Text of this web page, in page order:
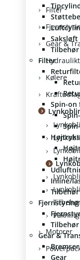
Saksløft
Filter
Spin-on
Inline/
Fjernstyring
Gear &
Gear
Filter
Gear &
Kølere
Motorer